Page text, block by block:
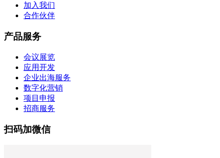
加入我们
合作伙伴
产品服务
会议展览
应用开发
企业出海服务
数字化营销
项目申报
招商服务
扫码加微信